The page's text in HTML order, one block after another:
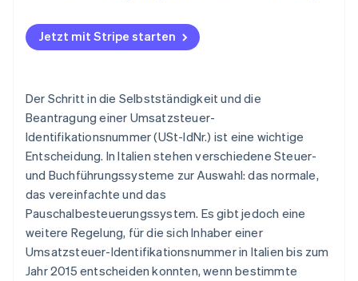
Jetzt mit Stripe starten
Der Schritt in die Selbstständigkeit und die
Beantragung einer Umsatzsteuer-
Identifikationsnummer (USt-IdNr.) ist eine wichtige
Entscheidung. In Italien stehen verschiedene Steuer-
und Buchführungssysteme zur Auswahl: das normale,
das vereinfachte und das
Pauschalbesteuerungssystem. Es gibt jedoch eine
weitere Regelung, für die sich Inhaber einer
Umsatzsteuer-Identifikationsnummer in Italien bis zum
Jahr 2015 entscheiden konnten, wenn bestimmte